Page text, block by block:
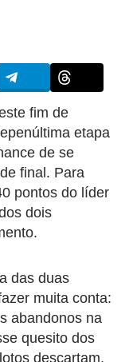
fim de
etapa
de se
final. Para
pontos do líder
dois
das duas
muita conta:
abandonos na
quesito dos
descartam,